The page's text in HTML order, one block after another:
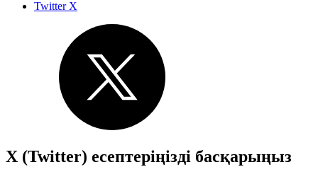
Twitter X
X (Twitter) есептеріңізді басқарыңыз